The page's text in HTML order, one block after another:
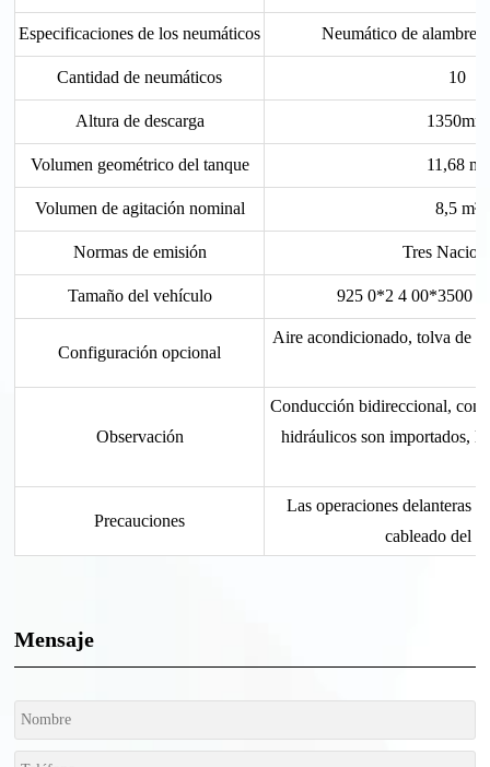
Especificaciones de los neumáticos Neumático de alambre
Cantidad de neumáticos 10
Altura de descarga 1350mm
Volumen geométrico del tanque 11,68 m³
Volumen de agitación nominal 8,5 m³
Normas de emisión Tres
Tamaño del vehículo 925 0*2 4 00*3500
Configuración opcional
Aire acondicionado, tolva de
Observación
Conducción bidireccional,
hidráulicos son importados,
Precauciones
Las operaciones delanteras
cableado del
Mensaje